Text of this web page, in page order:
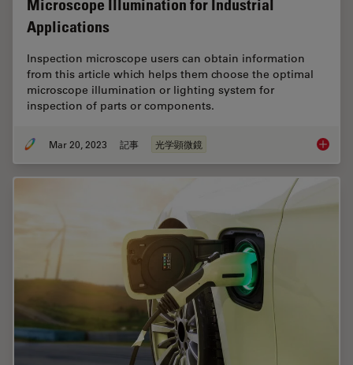
Microscope Illumination for Industrial
Applications
Inspection microscope users can obtain information
from this article which helps them choose the optimal
microscope illumination or lighting system for
inspection of parts or components.
Mar 20, 2023 記事 光学顕微鏡